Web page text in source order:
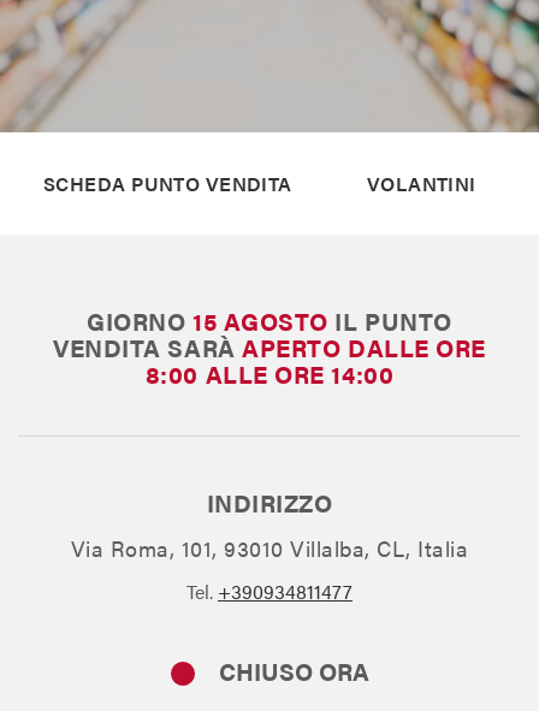
Il Blog di MAX
Franchising
SCHEDA PUNTO VENDITA VOLANTINI
GIORNO 15 AGOSTO IL PUNTO
VENDITA SARÀAPERTO DALLE ORE
8:00 ALLE ORE 14:00
INDIRIZZO
Via Roma, 101, 93010 Villalba, CL, Italia
Tel. +390934811477
CHIUSO ORA